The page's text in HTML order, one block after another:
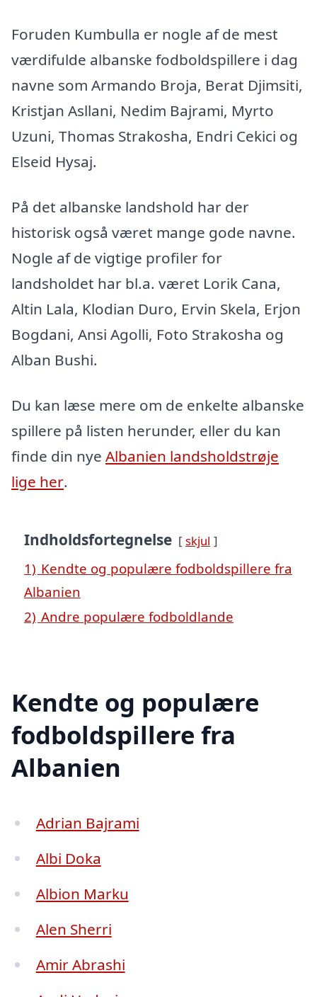
Foruden Kumbulla er nogle af de mest
værdifulde albanske fodboldspillere i dag
navne som Armando Broja, Berat Djimsiti,
Kristjan Asllani, Nedim Bajrami, Myrto
Uzuni, Thomas Strakosha, Endri Cekici og
Elseid Hysaj.
På det albanske landshold har der
historisk også været mange gode navne.
Nogle af de vigtige profiler for
landsholdet har bl.a. været Lorik Cana,
Altin Lala, Klodian Duro, Ervin Skela, Erjon
Bogdani, Ansi Agolli, Foto Strakosha og
Alban Bushi.
Du kan læse mere om de enkelte albanske
spillere på listen herunder, eller du kan
finde din nye Albanien landsholdstrøje
lige her.
Indholdsfortegnelse skjul
1) Kendte og populære fodboldspillere fra
Albanien
2) Andre populære fodboldlande
Kendte og populære
fodboldspillere fra
Albanien
Adrian Bajrami
Albi Doka
Albion Marku
Alen Sherri
Amir Abrashi